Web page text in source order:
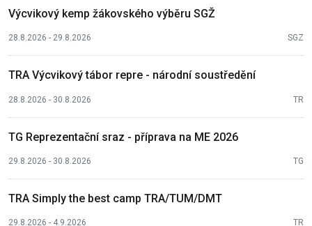
Výcvikový kemp žákovského výběru SGŽ
28.8.2026 - 29.8.2026 SGZ
TRA Výcvikový tábor repre - národní soustředění
28.8.2026 - 30.8.2026 TR
TG Reprezentační sraz - příprava na ME 2026
29.8.2026 - 30.8.2026 TG
TRA Simply the best camp TRA/TUM/DMT
29.8.2026 - 4.9.2026 TR